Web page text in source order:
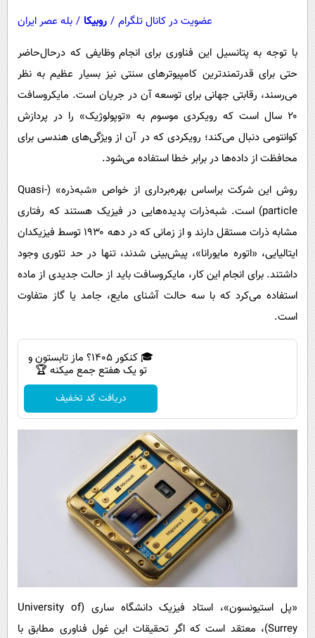
عضویت در کانال تلگرام / روبیکا / بله عصر ایران
با توجه به پتانسیل این فناوری برای انجام وظایفی که درحال‌حاضر
حتی برای قدرتمندترین کامپیوترهای سنتی نیز بسیار عظیم به نظر
می‌رسند، رقابتی جهانی برای توسعه آن در جریان است. مایکروسافت
۲۰ سال است که رویکردی موسوم به «توپولوژیک» را در پردازش
کوانتومی دنبال می‌کند؛ رویکردی که در آن از ویژگی‌های هندسی برای
محافظت از داده‌ها در برابر خطا استفاده می‌شود.
روش این شرکت براساس بهره‌برداری از خواص «شبه‌ذره» (Quasi-
particle) است. شبه‌ذرات پدیده‌هایی در فیزیک هستند که رفتاری
مشابه ذرات مستقل دارند و از زمانی که در دهه ۱۹۳۰ توسط فیزیکدان
ایتالیایی، «اتوره مایورانا»، پیش‌بینی شدند، تنها در حد تئوری وجود
داشتند. برای انجام این کار، مایکروسافت باید از حالت جدیدی از ماده
استفاده می‌کرد که با سه حالت آشنای مایع، جامد یا گاز متفاوت
است.
🎓 کنکور ۱۴۰5؟ ماز تابستون و
تو یک هفتع جمع میکنه 🏆
دریافت کد تخفیف
«پل استیونسون»، استاد فیزیک دانشگاه ساری (University of
Surrey)، معتقد است که اگر تحقیقات این غول فناوری مطابق با